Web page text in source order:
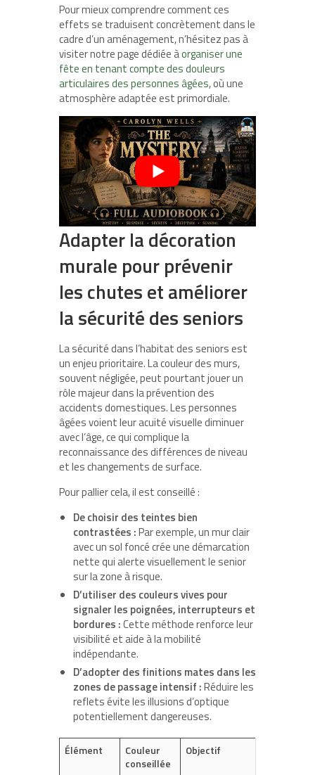
Pour mieux comprendre comment ces
effets se traduisent concrètement dans le
cadre d’un aménagement, n’hésitez pas à
visiter notre page dédiée àorganiser une
fête en tenant compte des douleurs
articulaires des personnes âgées, où une
atmosphère adaptée est primordiale.
Adapter la décoration
murale pour prévenir
les chutes et améliorer
la sécurité des seniors
La sécurité dans l’habitat des seniors est
un enjeu prioritaire. La couleur des murs,
souvent négligée, peut pourtant jouer un
rôle majeur dans la prévention des
accidents domestiques. Les personnes
âgées voient leur acuité visuelle diminuer
avec l’âge, ce qui complique la
reconnaissance des différences de niveau
et les changements de surface.
Pour pallier cela, il est conseillé :
De choisir des teintes bien
contrastées :Par exemple, un mur clair
avec un sol foncé crée une démarcation
nette qui alerte visuellement le senior
sur la zone à risque.
D’utiliser des couleurs vives pour
signaler les poignées, interrupteurs et
bordures :Cette méthode renforce leur
visibilité et aide à la mobilité
indépendante.
D’adopter des finitions mates dans les
zones de passage intensif :Réduire les
reflets évite les illusions d’optique
potentiellement dangereuses.
Élément
Couleur
conseillée
Objectif